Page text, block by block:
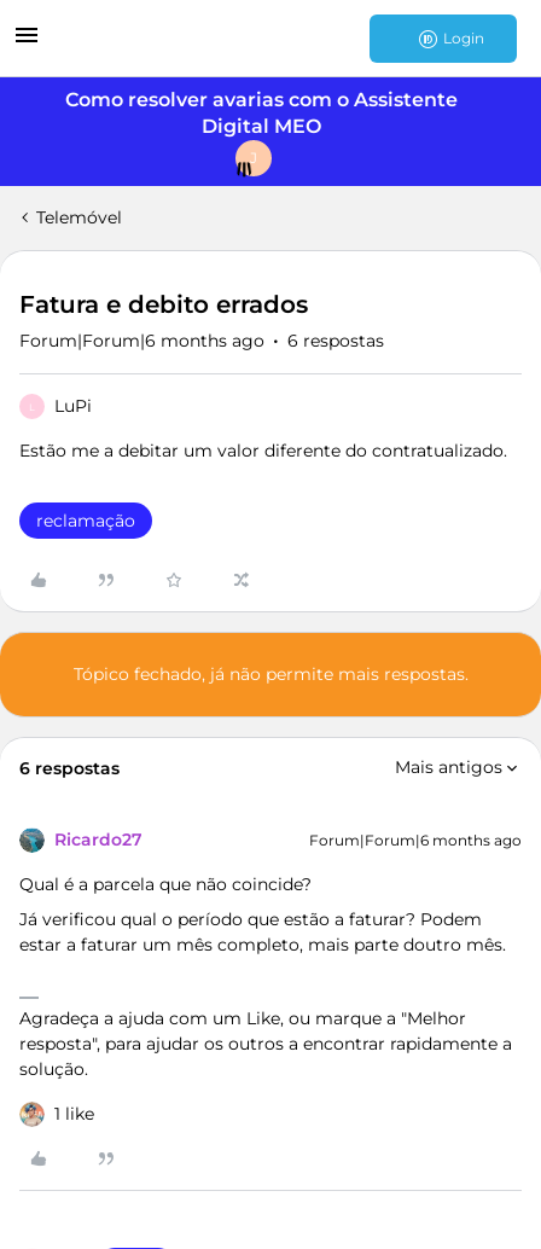
Login
Como resolver avarias com o Assistente
Digital MEO
J
Telemóvel
Fatura e debito errados
Forum|Forum|6 months ago 6 respostas
L LuPi
Estão me a debitar um valor diferente do contratualizado.
reclamação
Tópico fechado, já não permite mais respostas.
6 respostas Mais antigos
Ricardo27 Forum|Forum|6 months ago
Qual é a parcela que não coincide?
Já verificou qual o período que estão a faturar? Podem
estar a faturar um mês completo, mais parte doutro mês.
Agradeça a ajuda com um Like, ou marque a "Melhor
resposta", para ajudar os outros a encontrar rapidamente a
solução.
1 like